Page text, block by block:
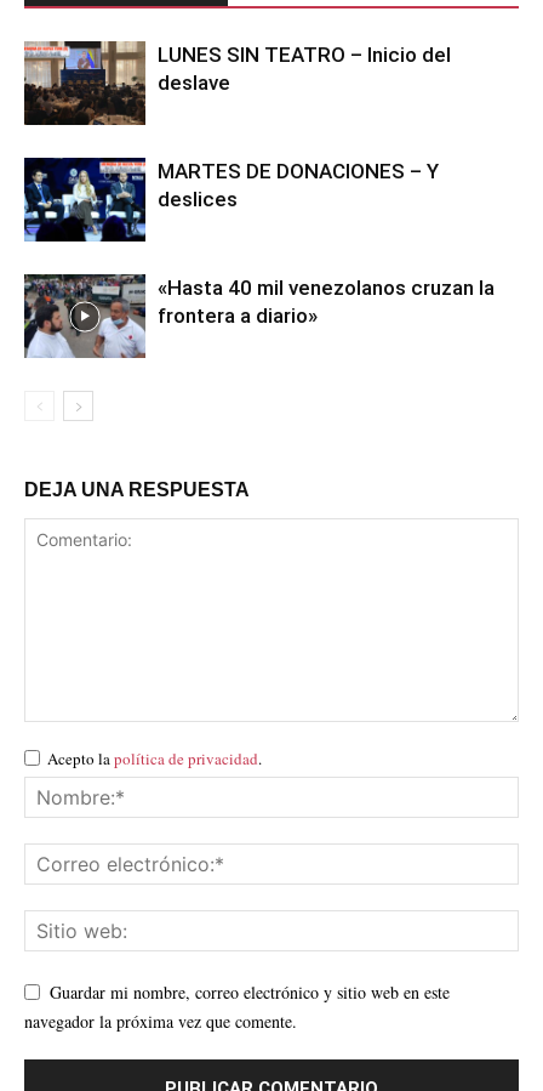
LUNES SIN TEATRO – Inicio del
deslave
MARTES DE DONACIONES – Y
deslices
«Hasta 40 mil venezolanos cruzan la
frontera a diario»
DEJA UNA RESPUESTA
Acepto lapolítica de privacidad.
Guardar mi nombre, correo electrónico y sitio web en este
navegador la próxima vez que comente.